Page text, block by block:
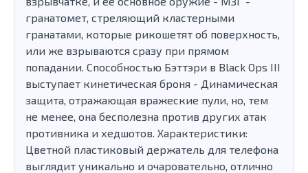
гранатомет, стреляющий кластерными
гранатами, которые рикошетят об поверхность,
или же взрываются сразу при прямом
попадании. Способностью Бэттэри в Black Ops III
выступает кинетическая броня - Динамическая
защита, отражающая вражеские пули, но, тем
не менее, она бесполезна против других атак
противника и хедшотов. Характеристики:
Цветной пластиковый держатель для телефона
выглядит уникально и очаровательно, отлично